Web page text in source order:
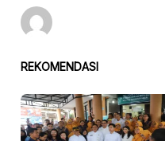
REKOMENDASI